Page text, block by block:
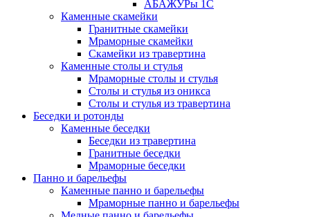
АБАЖУРы 1С
Каменные скамейки
Гранитные скамейки
Мраморные скамейки
Скамейки из травертина
Каменные столы и стулья
Мраморные столы и стулья
Столы и стулья из оникса
Столы и стулья из травертина
Беседки и ротонды
Каменные беседки
Беседки из травертина
Гранитные беседки
Мраморные беседки
Панно и барельефы
Каменные панно и барельефы
Мраморные панно и барельефы